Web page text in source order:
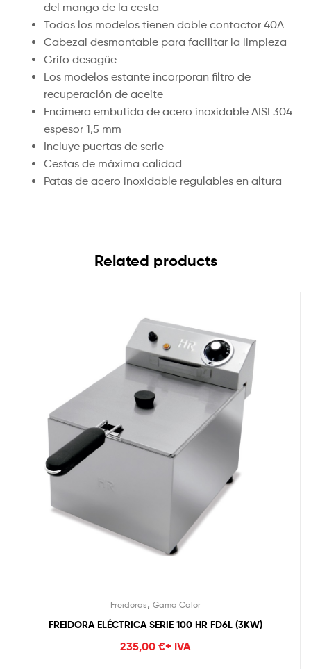
del mango de la cesta
Todos los modelos tienen doble contactor 40A
Cabezal desmontable para facilitar la limpieza
Grifo desagüe
Los modelos estante incorporan filtro de
recuperación de aceite
Encimera embutida de acero inoxidable AISI 304
espesor 1,5 mm
Incluye puertas de serie
Cestas de máxima calidad
Patas de acero inoxidable regulables en altura
Related products
Freidoras, Gama Calor
FREIDORA ELÉCTRICA SERIE 100 HR FD6L (3KW)
235,00 €+ IVA